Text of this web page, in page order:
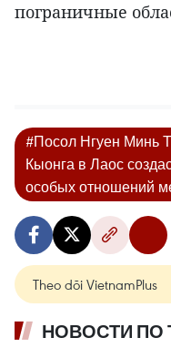
пограничные
#Посол Нгуен Минь
Кыонга в Лаос
особых отношений
Theo dõi VietnamPlus
НОВОСТИ ПО